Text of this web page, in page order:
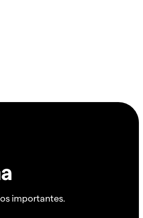
importantes.